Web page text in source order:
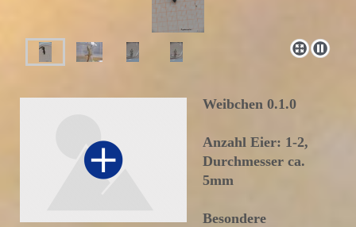
Weibchen 0.1.0
Anzahl Eier: 1-2,
Durchmesser ca.
5mm
Besondere